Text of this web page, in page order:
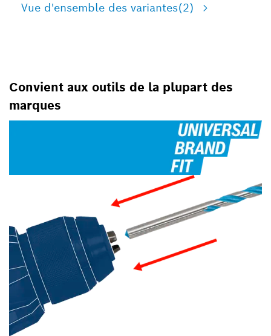
Vue d'ensemble des variantes(2)
Convient aux outils de la plupart des
marques